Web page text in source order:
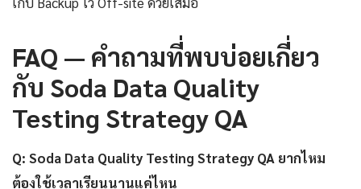
FAQ — คำถามที่พบบ่อยเกี่ยว
กับ Soda Data Quality
Testing Strategy QA
Q: Soda Data Quality Testing Strategy QA ยากไหม
ต้องใช้เวลาเรียนนานแค่ไหน